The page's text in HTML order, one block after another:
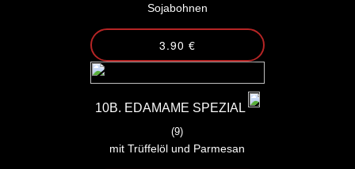
Sojabohnen
3.90 €
10B. EDAMAME SPEZIAL
(9)
mit Trüffelöl und Parmesan